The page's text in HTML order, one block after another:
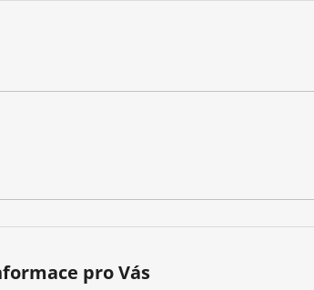
pro Vás